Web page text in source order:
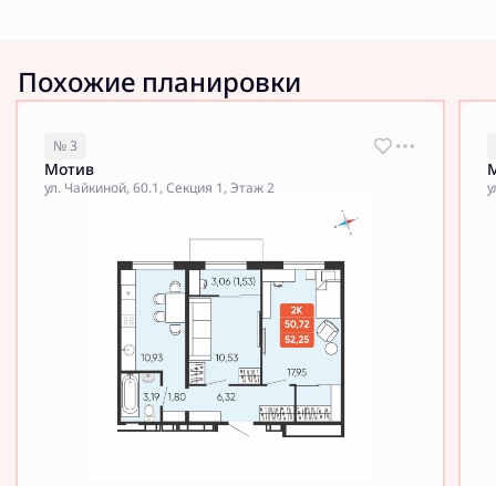
Похожие планировки
№ 3
Мотив
ул. Чайкиной, 60.1, Секция 1, Этаж 2